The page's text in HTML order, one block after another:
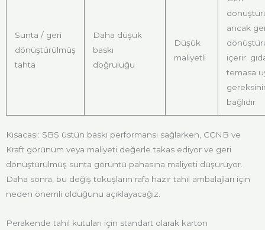
Sunta / geri
dönüştürülmüş
tahta
Daha düşük
baskı
doğruluğu
Düşük
maliyetli
ancak
içerir;
temasa
bağlıdır
Kısacası: SBS üstün baskı performansı sağlarken, CCNB ve
Kraft görünüm veya maliyeti değerle takas ediyor ve geri
dönüştürülmüş sunta görüntü pahasına maliyeti düşürüyor.
Daha sonra, bu değiş tokuşların rafa hazır tahıl ambalajları için
neden önemli olduğunu açıklayacağız.
Perakende tahıl kutuları için standart olarak karton